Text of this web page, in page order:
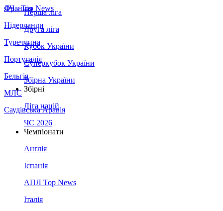
Франція
Нідерланди
Туреччина
Португалія
Бельгія
МЛС
Саудівська Аравія
ЛЧ - Top News
Перша ліга
Друга ліга
Кубок України
Суперкубок України
Збірна України
Збірні
Ліга націй
ЧС 2026
Чемпіонати
Англія
Іспанія
АПЛ Top News
Італія